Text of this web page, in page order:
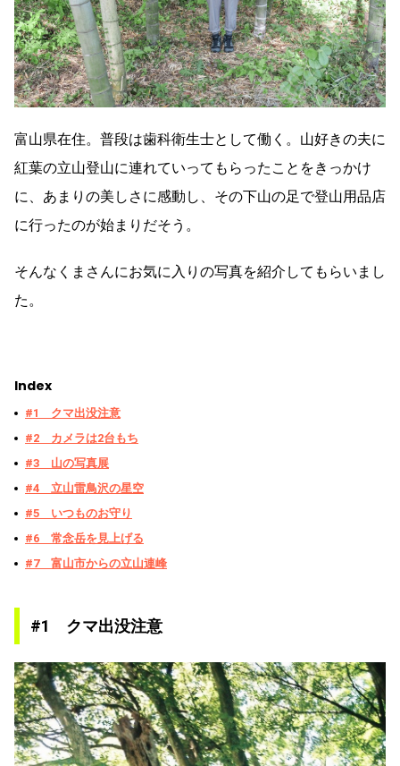
富山県在住。普段は歯科衛生士として働く。山好きの夫に
紅葉の立山登山に連れていってもらったことをきっかけ
に、あまりの美しさに感動し、その下山の足で登山用品店
に行ったのが始まりだそう。
そんなくまさんにお気に入りの写真を紹介してもらいまし
た。
Index
#1 クマ出没注意
#2 カメラは2台もち
#3 山の写真展
#4 立山雷鳥沢の星空
#5 いつものお守り
#6 常念岳を見上げる
#7 富山市からの立山連峰
#1 クマ出没注意